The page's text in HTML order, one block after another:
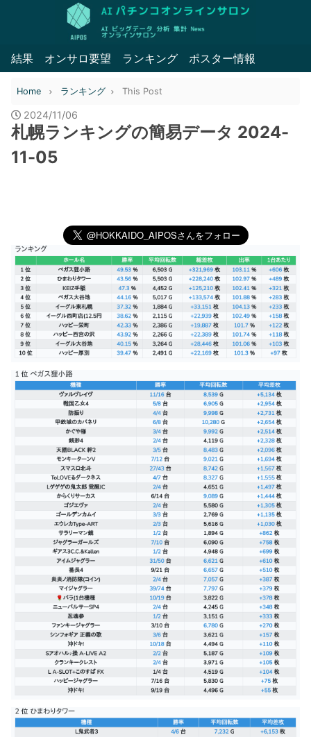
結果 オンサロ要望 ランキング ポスター情報
Home ランキング This Post
2024/11/06
札幌ランキングの簡易データ 2024-
11-05